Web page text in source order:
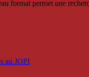
format permet une
au JOPI